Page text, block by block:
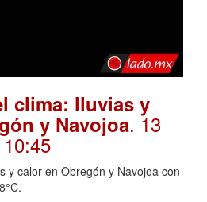
clima: lluvias y
y Navojoa. 13
y calor en Obregón y Navojoa con